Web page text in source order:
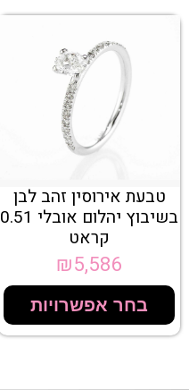
טבעת אירוסין זהב לבן
בשיבוץ יהלום אובלי 0.51
קראט
₪5,586
בחר אפשרויות